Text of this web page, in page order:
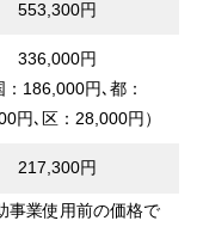
553,300円
336,000円
：186,000円､都：
円､区：28,000円）
217,300円
事業使用前の価格で